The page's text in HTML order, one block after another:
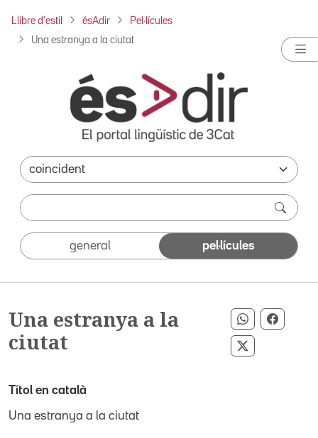
Llibre d'estil ésAdir Pel·lícules
Una estranya a la ciutat
general pel·lícules
Una estranya a la
ciutat
Compartir
Compartir
Títol en català
Una estranya a la ciutat